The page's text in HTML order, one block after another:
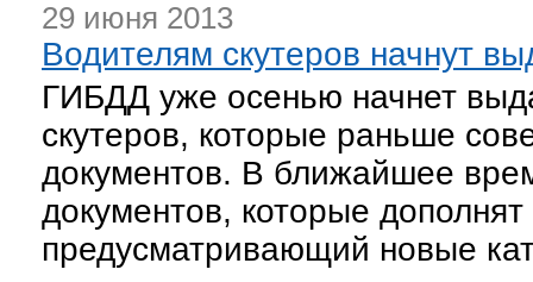
29 июня 2013
Водителям скутеров начнут
ГИБДД уже осенью начнет
скутеров, которые раньше
документов. В ближайшее
документов, которые
предусматривающий новые